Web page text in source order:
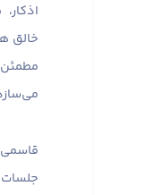
خالق
قاسمی